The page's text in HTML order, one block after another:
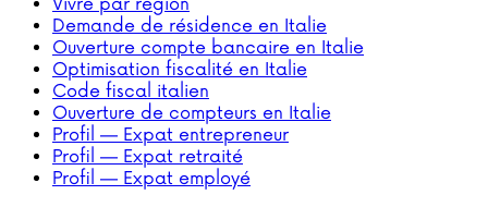
Vivre par région
Demande de résidence en Italie
Ouverture compte bancaire en Italie
Optimisation fiscalité en Italie
Code fiscal italien
Ouverture de compteurs en Italie
Profil — Expat entrepreneur
Profil — Expat retraité
Profil — Expat employé